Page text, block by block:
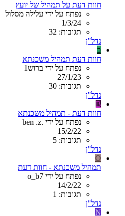
חוות דעת על תמהיל של יועץ
נפתח על ידי עלילה מסלול
1/3/24
תגובות: 32
נדל"ן
ב
חוות דעת תמהיל משכנתא
נפתח על ידי ברוש1
27/1/23
תגובות: 30
נדל"ן
B
חוות דעת - תמהיל משכנתא
נפתח על ידי .ben .z
15/2/22
תגובות: 5
נדל"ן
O
תמהיל משכנתא - חוות דעת
נפתח על ידי o_b7
14/2/22
תגובות: 1
נדל"ן
N